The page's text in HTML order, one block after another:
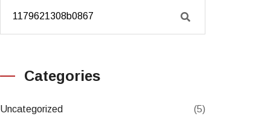
Categories
Uncategorized (5)